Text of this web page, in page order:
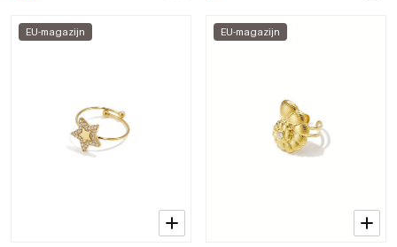
EU-magazijn EU-magazijn